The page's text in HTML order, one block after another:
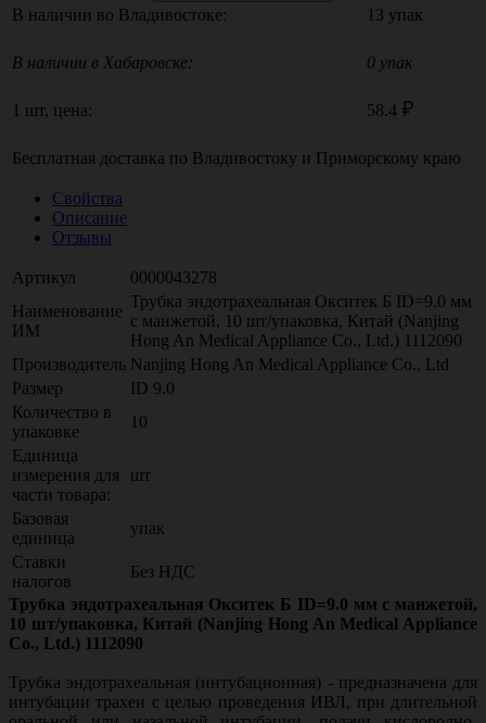
В наличии во Владивостоке: 13 упак
В наличии в Хабаровске: 0 упак
1 шт, цена: 58.4
Бесплатная доставка по Владивостоку и Приморскому краю
Свойства
Описание
Отзывы
Артикул
0000043278
Наименование
ИМ
Трубка эндотрахеальная Окситек Б ID=9.0 мм
с манжетой, 10 шт/упаковка, Китай (Nanjing
Hong An Medical Appliance Co., Ltd.) 1112090
Производитель Nanjing Hong An Medical Appliance Co., Ltd
Размер
ID 9.0
Количество в
упаковке
10
Единица
измерения для
части товара:
шт
Базовая
единица
упак
Ставки
налогов
Без НДС
Трубка эндотрахеальная Окситек Б ID=9.0 мм с манжетой,
10 шт/упаковка, Китай (Nanjing Hong An Medical Appliance
Co., Ltd.) 1112090
Трубка эндотрахеальная (интубационная) - предназначена для
интубации трахеи с целью проведения ИВЛ, при длительной